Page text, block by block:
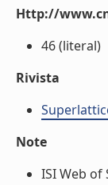
Http://
46 (literal)
Rivista
Note
ISI Web of